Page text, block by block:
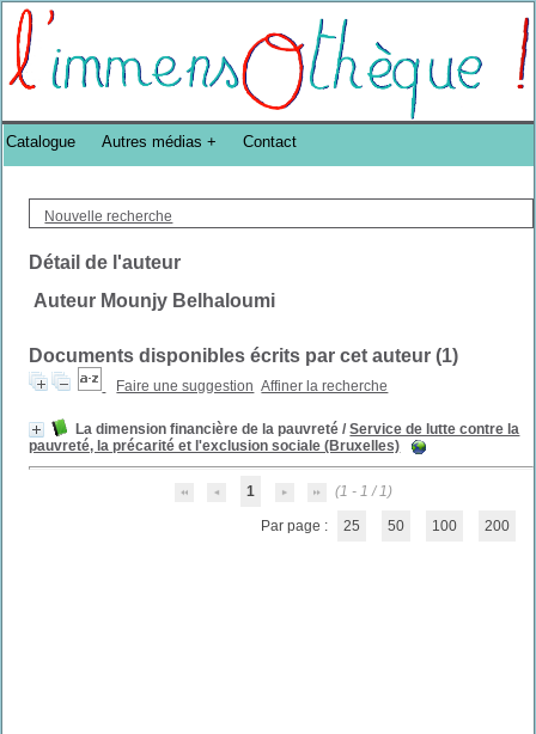
Bibliothèque DoucheFLUX Bibliotheek -->
Nouvelle recherche
Détail de l'auteur
Auteur Mounjy Belhaloumi
Documents disponibles écrits par cet auteur (1)
Faire une suggestion Affiner la recherche
La dimension financière de la pauvreté /Service de lutte contre la
pauvreté, la précarité et l'exclusion sociale (Bruxelles)
1 (1 - 1 / 1)
Par page : 25 50 100 200
Catalogue Autres médias Contact